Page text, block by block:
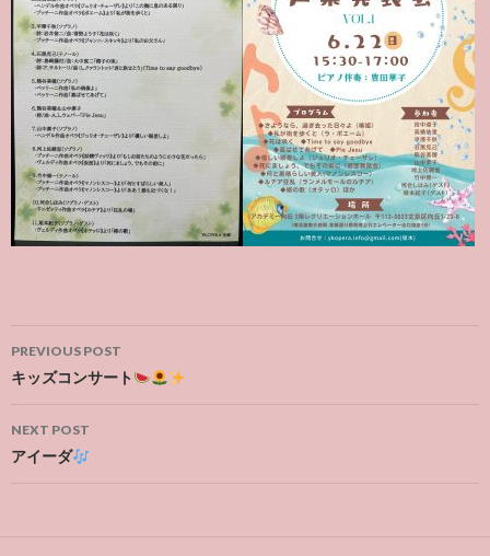
Post
navigation
PREVIOUS POST
キッズコンサート
NEXT POST
アイーダ